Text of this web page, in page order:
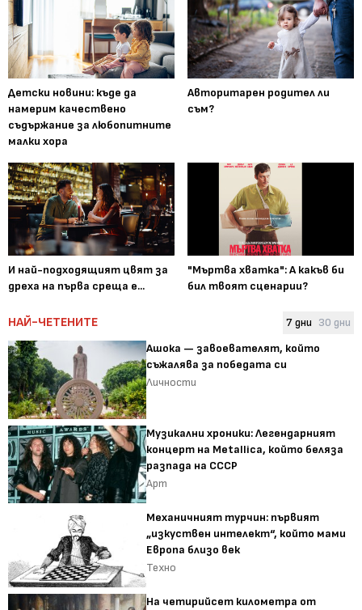
Детски новини: къде да
намерим качествено
съдържание за любопитните
малки хора
Авторитарен родител ли
съм?
И най-подходящият цвят за
дреха на първа среща е...
"Мъртва хватка": А какъв би
бил твоят сценарии?
НАЙ-ЧЕТЕНИТЕ 7 дни 30 дни
Ашока — завоевателят, който
съжалява за победата си
Личности
Музикални хроники: Легендарният
концерт на Metallica, който беляза
разпада на СССР
Арт
Механичният турчин: първият
„изкуствен интелект“, който мами
Европа близо век
Техно
На четирийсет километра от